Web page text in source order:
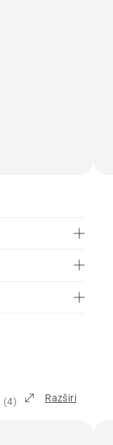
(4) Razširi